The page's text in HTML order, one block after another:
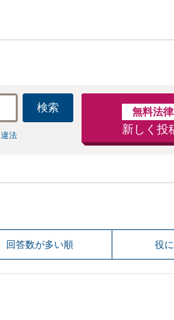
検索
法
無料法
新しく投
回答数が多い順 役